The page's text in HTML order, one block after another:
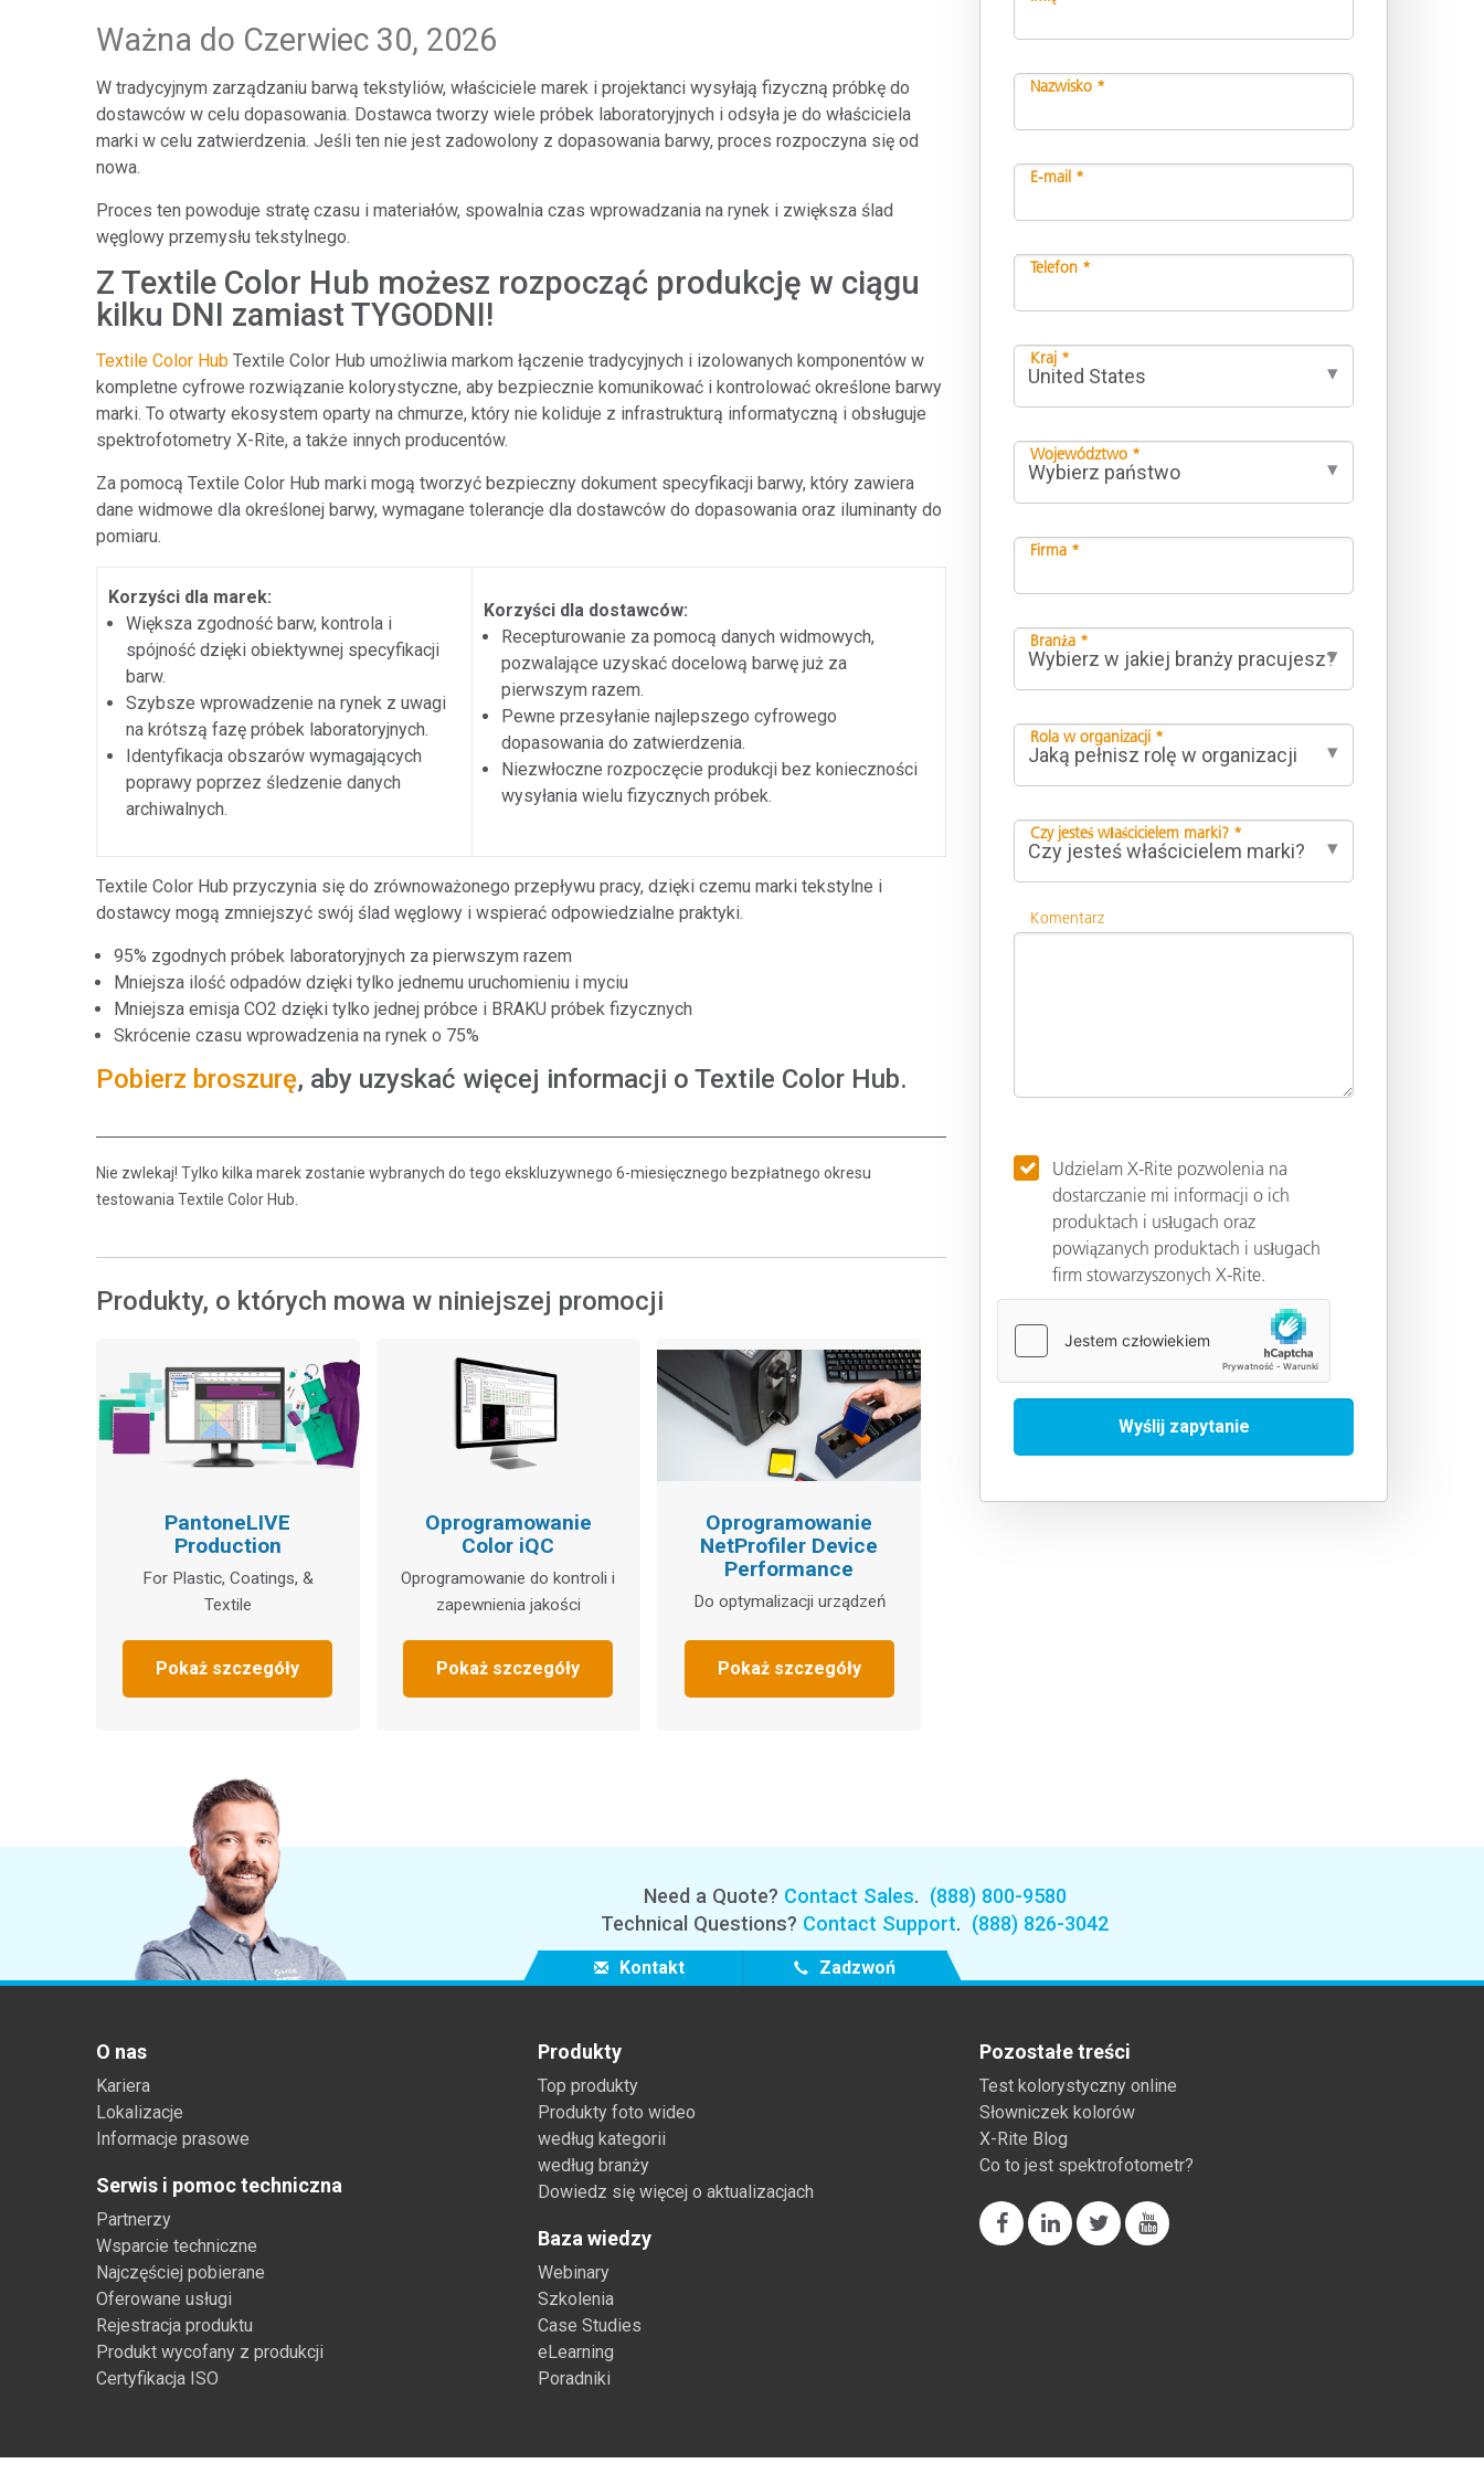
Tworzywa sztuczne
Dobra trwałe
Ważna do Czerwiec 30, 2026
W tradycyjnym zarządzaniu barwą tekstyliów, właściciele marek i projektanci wysyłają fizyczną próbkę do
dostawców w celu dopasowania. Dostawca tworzy wiele próbek laboratoryjnych i odsyła je do właściciela
marki w celu zatwierdzenia. Jeśli ten nie jest zadowolony z dopasowania barwy, proces rozpoczyna się od
nowa.
Proces ten powoduje stratę czasu i materiałów, spowalnia czas wprowadzania na rynek i zwiększa ślad
węglowy przemysłu tekstylnego.
Z Textile Color Hub możesz rozpocząć produkcję w ciągu
kilku DNI zamiast TYGODNI!
Textile Color Hub Textile Color Hub umożliwia markom łączenie tradycyjnych i izolowanych komponentów w
kompletne cyfrowe rozwiązanie kolorystyczne, aby bezpiecznie komunikować i kontrolować określone barwy
marki. To otwarty ekosystem oparty na chmurze, który nie koliduje z infrastrukturą informatyczną i obsługuje
spektrofotometry X-Rite, a także innych producentów.
Za pomocą Textile Color Hub marki mogą tworzyć bezpieczny dokument specyfikacji barwy, który zawiera
dane widmowe dla określonej barwy, wymagane tolerancje dla dostawców do dopasowania oraz iluminanty do
pomiaru.
Korzyści dla marek:
Większa zgodność barw, kontrola i
spójność dzięki obiektywnej specyfikacji
barw.
Szybsze wprowadzenie na rynek z uwagi
na krótszą fazę próbek laboratoryjnych.
Identyfikacja obszarów wymagających
poprawy poprzez śledzenie danych
archiwalnych.
Korzyści dla dostawców:
Recepturowanie za pomocą danych widmowych,
pozwalające uzyskać docelową barwę już za
pierwszym razem.
Pewne przesyłanie najlepszego cyfrowego
dopasowania do zatwierdzenia.
Niezwłoczne rozpoczęcie produkcji bez konieczności
wysyłania wielu fizycznych próbek.
Textile Color Hub przyczynia się do zrównoważonego przepływu pracy, dzięki czemu marki tekstylne i
dostawcy mogą zmniejszyć swój ślad węglowy i wspierać odpowiedzialne praktyki.
95% zgodnych próbek laboratoryjnych za pierwszym razem
Mniejsza ilość odpadów dzięki tylko jednemu uruchomieniu i myciu
Mniejsza emisja CO2 dzięki tylko jednej próbce i BRAKU próbek fizycznych
Skrócenie czasu wprowadzenia na rynek o 75%
Pobierz broszurę, aby uzyskać więcej informacji o Textile Color Hub.
Nie zwlekaj! Tylko kilka marek zostanie wybranych do tego ekskluzywnego 6-miesięcznego bezpłatnego okresu
testowania Textile Color Hub.
Produkty, o których mowa w niniejszej promocji
PantoneLIVE
Production
For Plastic, Coatings, &
Textile
Pokaż szczegóły
Oprogramowanie
Color iQC
Oprogramowanie do kontroli i
zapewnienia jakości
Pokaż szczegóły
Oprogramowanie
NetProfiler Device
Performance
Do optymalizacji urządzeń
Pokaż szczegóły
Nazwisko *
E-mail *
Telefon *
Kraj *
Województwo *
Firma *
Branża *
Rola w organizacji *
Czy jesteś właścicielem marki? *
Komentarz
Udzielam X-Rite pozwolenia na
dostarczanie mi informacji o ich
produktach i usługach oraz
powiązanych produktach i usługach
firm stowarzyszonych X-Rite.
Need a Quote? Contact Sales. (888) 800-9580
Technical Questions? Contact Support. (888) 826-3042
Kontakt Zadzwoń
O nas
Kariera
Lokalizacje
Informacje prasowe
Serwis i pomoc techniczna
Partnerzy
Wsparcie techniczne
Najczęściej pobierane
Oferowane usługi
Rejestracja produktu
Produkt wycofany z produkcji
Certyfikacja ISO
Produkty
Top produkty
Produkty foto wideo
według kategorii
według branży
Dowiedz się więcej o aktualizacjach
Baza wiedzy
Webinary
Szkolenia
Case Studies
eLearning
Poradniki
Pozostałe treści
Test kolorystyczny online
Słowniczek kolorów
X-Rite Blog
Co to jest spektrofotometr?